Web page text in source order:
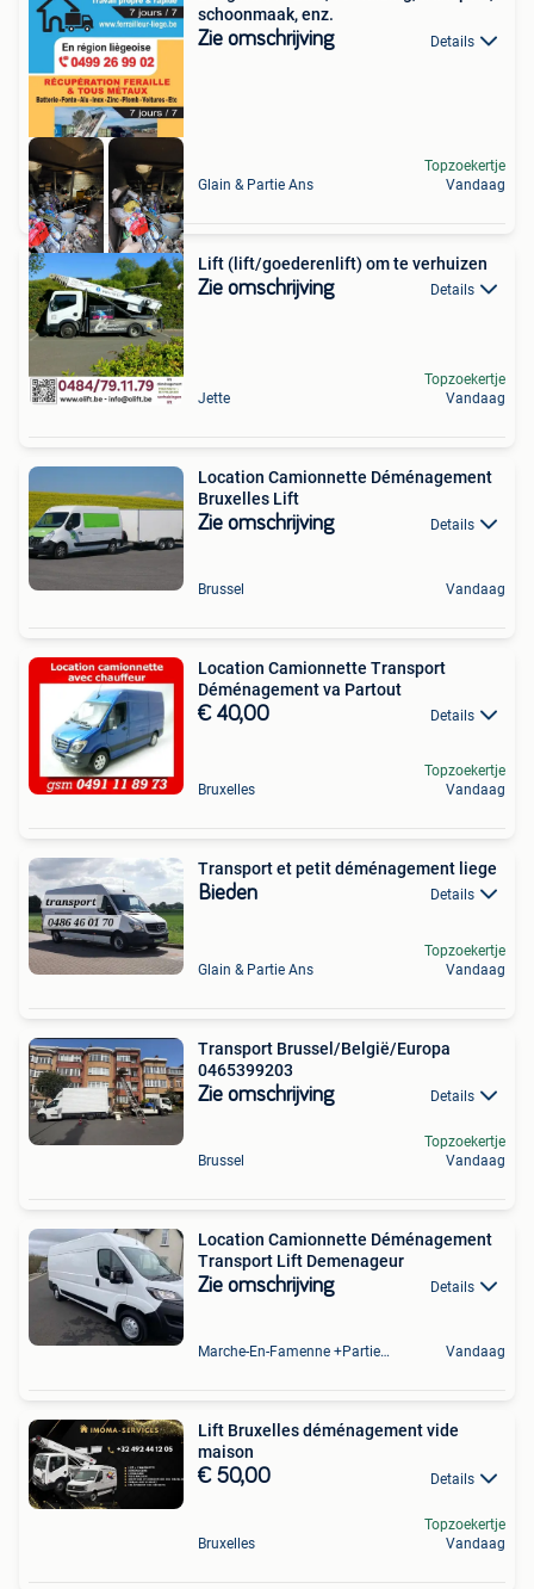
schoonmaak, enz.
Zie omschrijving Details
Glain & Partie Ans
Topzoekertje
Vandaag
Lift (lift/goederenlift) om te verhuizen
Zie omschrijving Details
Jette
Topzoekertje
Vandaag
Location Camionnette Déménagement
Bruxelles Lift
Zie omschrijving Details
Brussel Vandaag
Location Camionnette Transport
Déménagement va Partout
€ 40,00 Details
Bruxelles
Topzoekertje
Vandaag
Transport et petit déménagement liege
Bieden Details
Glain & Partie Ans
Topzoekertje
Vandaag
Transport Brussel/België/Europa
0465399203
Zie omschrijving Details
Brussel
Topzoekertje
Vandaag
Location Camionnette Déménagement
Transport Lift Demenageur
Zie omschrijving Details
Marche-En-Famenne +Partie De Baillonville Et Noiseux Vandaag
Lift Bruxelles déménagement vide
maison
€ 50,00 Details
Bruxelles
Topzoekertje
Vandaag